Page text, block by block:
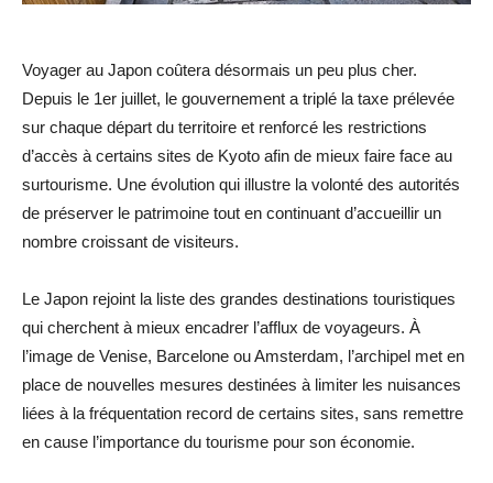
Voyager au Japon coûtera désormais un peu plus cher.
Depuis le 1er juillet, le gouvernement a triplé la taxe prélevée
sur chaque départ du territoire et renforcé les restrictions
d’accès à certains sites de Kyoto afin de mieux faire face au
surtourisme. Une évolution qui illustre la volonté des autorités
de préserver le patrimoine tout en continuant d’accueillir un
nombre croissant de visiteurs.
Le Japon rejoint la liste des grandes destinations touristiques
qui cherchent à mieux encadrer l’afflux de voyageurs. À
l’image de Venise, Barcelone ou Amsterdam, l’archipel met en
place de nouvelles mesures destinées à limiter les nuisances
liées à la fréquentation record de certains sites, sans remettre
en cause l’importance du tourisme pour son économie.